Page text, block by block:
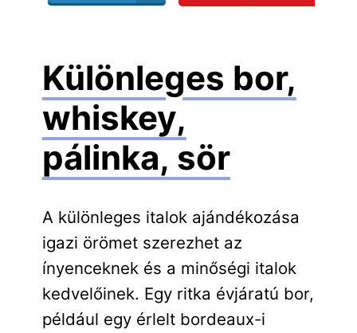
Különleges bor,
whiskey,
pálinka, sör
A különleges italok ajándékozása
igazi örömet szerezhet az
ínyenceknek és a minőségi italok
kedvelőinek. Egy ritka évjáratú bor,
például egy érlelt bordeaux-i